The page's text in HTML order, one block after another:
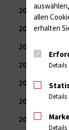
2020(154
2019(155
2018
2017
(83
2016(103
2015
(122
2014(120
allen
erhalten
Details
Details
Details